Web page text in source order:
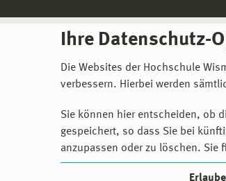
Ihre Datenschutz-
Die Websites der Hochschule
verbessern. Hierbei werden
Sie können hier entscheiden, ob
gespeichert, so dass Sie bei
anzupassen oder zu löschen. Sie